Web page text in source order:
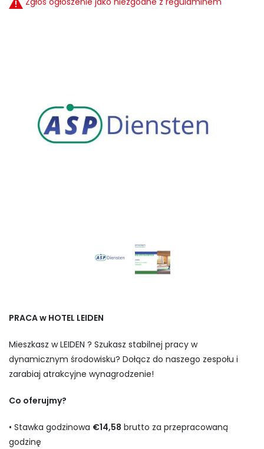
PRACA w HOTEL LEIDEN
Mieszkasz w LEIDEN ? Szukasz stabilnej pracy w
dynamicznym środowisku? Dołącz do naszego zespołu i
zarabiaj atrakcyjne wynagrodzenie!
Co oferujmy?
• Stawka godzinowa €14,58 brutto za przepracowaną
godzinę